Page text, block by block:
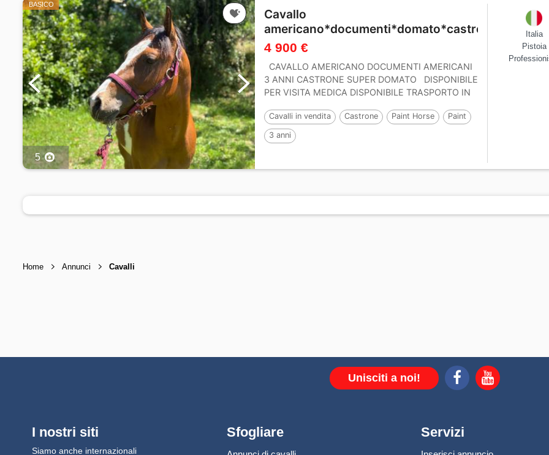
BASICO
5
Cavallo
americano*documenti*domato*castrone*perfetto
4 900 €
CAVALLO AMERICANO DOCUMENTI AMERICANI
3 ANNI CASTRONE SUPER DOMATO DISPONIBILE
PER VISITA MEDICA DISPONIBILE TRASPORTO IN
Cavalli in vendita Castrone Paint Horse Paint
3 anni
Italia
Pistoia
Home Annunci Cavalli
Unisciti a noi!
I nostri siti
Siamo anche internazionali
Sfogliare Servizi